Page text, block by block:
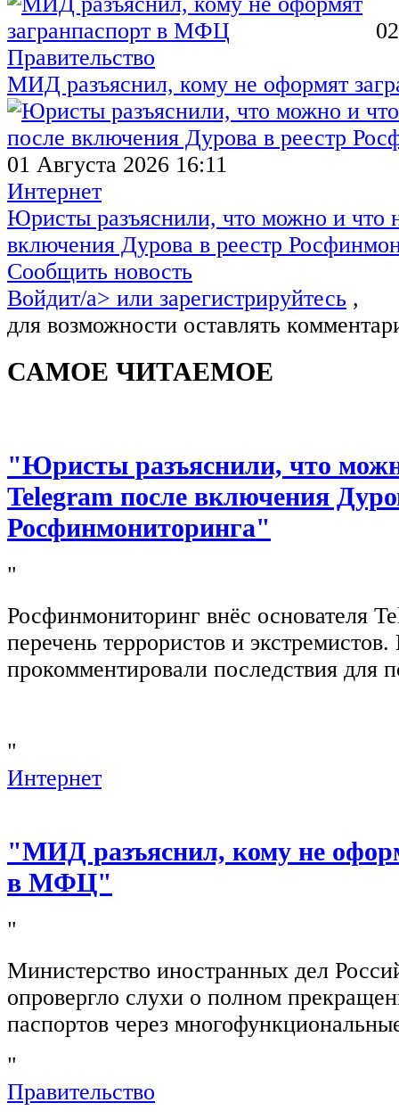
Правительство
МИД разъяснил, кому не оформят
01 Августа 2026 16:11
Интернет
Юристы разъяснили, что можно и что
включения Дурова в реестр
Сообщить новость
Войдит/a> или зарегистрируйтесь ,
для возможности оставлять
САМОЕ ЧИТАЕМОЕ
"Юристы разъяснили, что
Telegram после включения
Росфинмониторинга"
"
Росфинмониторинг внёс основателя
перечень террористов и
прокомментировали последствия для
"
Интернет
"МИД разъяснил, кому не
в МФЦ"
"
Министерство иностранных дел
опровергло слухи о полном
паспортов через
"
Правительство